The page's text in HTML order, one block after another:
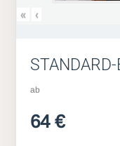
« ‹
ab
64 €